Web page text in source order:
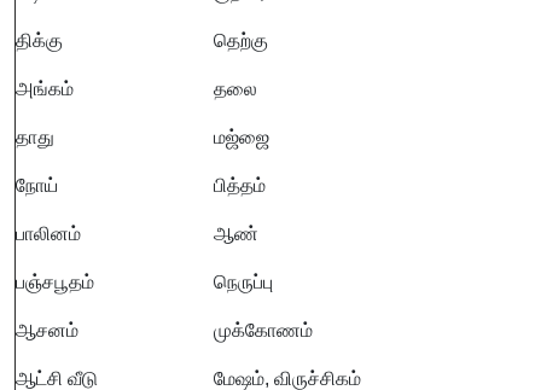
திக்கு தெற்கு
அங்கம் தலை
தாது மஜ்ஜை
நோய் பித்தம்
பாலினம் ஆண்
பஞ்சபூதம் நெருப்பு
ஆசனம் முக்கோணம்
ஆட்சி வீடு மேஷம், விருச்சிகம்